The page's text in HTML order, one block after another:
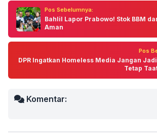
Pos Sebelumnya:
Bahlil Lapor Prabowo! Stok BBM
Aman
Pos
DPR Ingatkan Homeless Media Jangan
Tetap
Komentar: